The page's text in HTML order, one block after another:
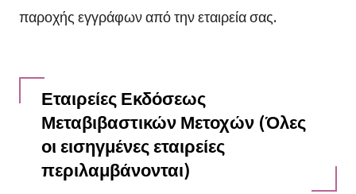
παροχής εγγράφων από την εταιρεία σας.
Εταιρείες Εκδόσεως
Μεταβιβαστικών Μετοχών (Όλες
οι εισηγμένες εταιρείες
περιλαμβάνονται)